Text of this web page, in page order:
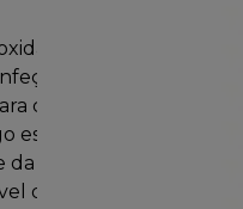
de 6,7 L tem a
maiores. Quer
celebrar alguma
especial para receber
taça não vai desiludir.
duradouro e fácil de